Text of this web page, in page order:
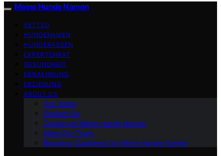
Meine Hunde Namen
VETTED
HUNDENAMEN
HUNDERASSEN
EXPERTENRAT
GESUNDHEIT
ERNAEHRUNG
ERZIEHUNG
ABOUT US
Our Vision
Contact Us
Careers at Meine Hunde Namen
Meet Our Team
Branding Guidelines for Meine Hunde Namen